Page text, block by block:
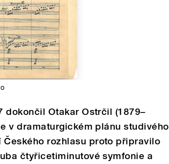
dokončil Otakar Ostrčil (1879–
v dramaturgickém plánu studivého
Českého rozhlasu proto připravilo
čtyřicetiminutové symfonie a